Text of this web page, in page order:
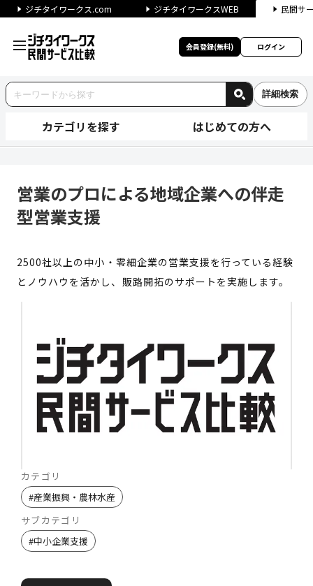
ジチタイワークス.com ジチタイワークスWEB 民間サ
会員登録(無料) ログイン
詳細検索
カテゴリを探す はじめての方へ
営業のプロによる地域企業への伴走
型営業支援
2500社以上の中小・零細企業の営業支援を行っている経験
とノウハウを活かし、販路開拓のサポートを実施します。
カテゴリ
#産業振興・農林水産
サブカテゴリ
#中小企業支援